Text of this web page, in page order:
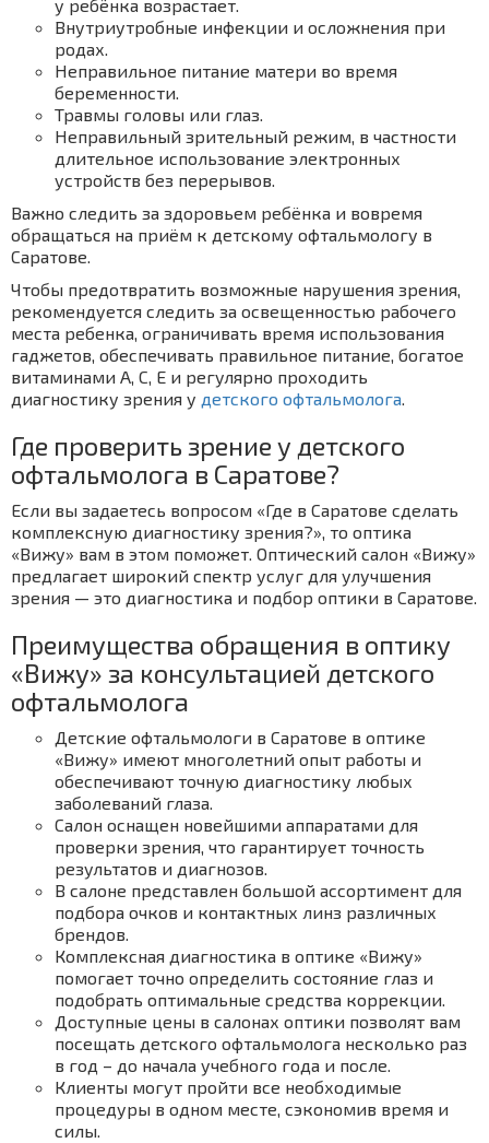
у ребёнка возрастает.
Внутриутробные инфекции и осложнения при
родах.
Неправильное питание матери во время
беременности.
Травмы головы или глаз.
Неправильный зрительный режим, в частности
длительное использование электронных
устройств без перерывов.
Важно следить за здоровьем ребёнка и вовремя
обращаться на приём к детскому офтальмологу в
Саратове.
Чтобы предотвратить возможные нарушения зрения,
рекомендуется следить за освещенностью рабочего
места ребенка, ограничивать время использования
гаджетов, обеспечивать правильное питание, богатое
витаминами A, C, E и регулярно проходить
диагностику зрения у детского офтальмолога.
Где проверить зрение у детского
офтальмолога в Саратове?
Если вы задаетесь вопросом «Где в Саратове сделать
комплексную диагностику зрения?», то оптика
«Вижу» вам в этом поможет. Оптический салон «Вижу»
предлагает широкий спектр услуг для улучшения
зрения — это диагностика и подбор оптики в Саратове.
Преимущества обращения в оптику
«Вижу» за консультацией детского
офтальмолога
Детские офтальмологи в Саратове в оптике
«Вижу» имеют многолетний опыт работы и
обеспечивают точную диагностику любых
заболеваний глаза.
Салон оснащен новейшими аппаратами для
проверки зрения, что гарантирует точность
результатов и диагнозов.
В салоне представлен большой ассортимент для
подбора очков и контактных линз различных
брендов.
Комплексная диагностика в оптике «Вижу»
помогает точно определить состояние глаз и
подобрать оптимальные средства коррекции.
Доступные цены в салонах оптики позволят вам
посещать детского офтальмолога несколько раз
в год – до начала учебного года и после.
Клиенты могут пройти все необходимые
процедуры в одном месте, сэкономив время и
силы.